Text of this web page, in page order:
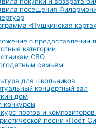
посещения
«Пушкинская карта»
о предоставлении
категории
СВО
семьям
для школьников
концертный зал
дом
конкурсы
поэтов и
песни «Поёт